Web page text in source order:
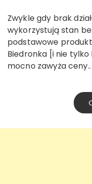
Zwykle gdy brak działania urzędów, firmy
wykorzystują stan
podstawowe
Biedronka [i nie
mocno zawyża